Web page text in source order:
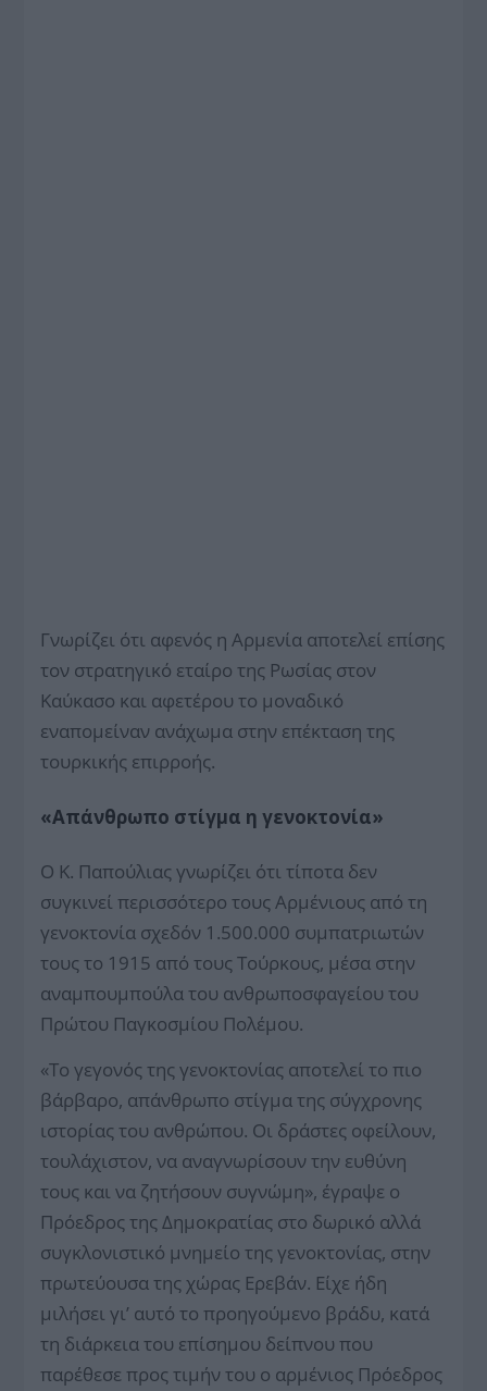
Γνωρίζει ότι αφενός η Αρμενία αποτελεί επίσης
τον στρατηγικό εταίρο της Ρωσίας στον
Καύκασο και αφετέρου το μοναδικό
εναπομείναν ανάχωμα στην επέκταση της
τουρκικής επιρροής.
«Απάνθρωπο στίγμα η γενοκτονία»
Ο Κ. Παπούλιας γνωρίζει ότι τίποτα δεν
συγκινεί περισσότερο τους Αρμένιους από τη
γενοκτονία σχεδόν 1.500.000 συμπατριωτών
τους το 1915 από τους Τούρκους, μέσα στην
αναμπουμπούλα του ανθρωποσφαγείου του
Πρώτου Παγκοσμίου Πολέμου.
«Το γεγονός της γενοκτονίας αποτελεί το πιο
βάρβαρο, απάνθρωπο στίγμα της σύγχρονης
ιστορίας του ανθρώπου. Οι δράστες οφείλουν,
τουλάχιστον, να αναγνωρίσουν την ευθύνη
τους και να ζητήσουν συγνώμη», έγραψε ο
Πρόεδρος της Δημοκρατίας στο δωρικό αλλά
συγκλονιστικό μνημείο της γενοκτονίας, στην
πρωτεύουσα της χώρας Ερεβάν. Είχε ήδη
μιλήσει γι’ αυτό το προηγούμενο βράδυ, κατά
τη διάρκεια του επίσημου δείπνου που
παρέθεσε προς τιμήν του ο αρμένιος Πρόεδρος